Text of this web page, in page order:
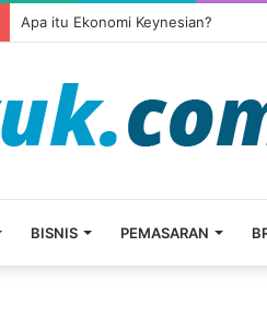
Apa itu Ekonomi Keynesian?
BISNIS PEMASARAN